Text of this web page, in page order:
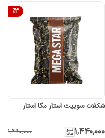
%3
شکلات سوییت استار مگا استار
۱٬۴۴۰٬۰۰۰ ۱٬۴۹۰٬۰۰۰